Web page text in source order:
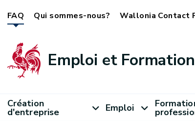
FAQ Qui sommes-nous? Wallonia Contact
Emploi et
Création
d'entreprise Emploi